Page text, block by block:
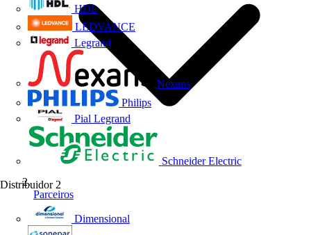
HDL
LEDVANCE
Legrand
Nexans
Philips
Pial Legrand
Schneider Electric
Distribuidor 2
Dimensional
Parceiros